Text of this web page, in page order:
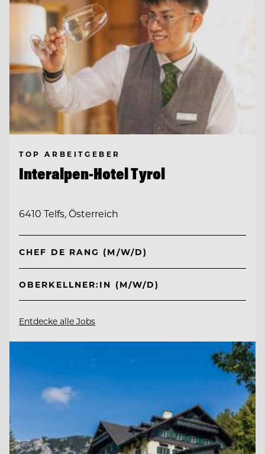
TOP ARBEITGEBER
Interalpen-Hotel Tyrol
6410 Telfs, Österreich
CHEF DE RANG (M/W/D)
OBERKELLNER:IN (M/W/D)
Entdecke alle Jobs